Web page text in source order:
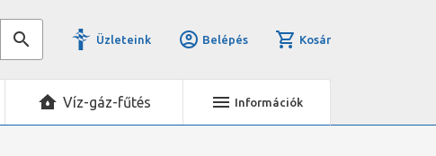
Üzleteink Belépés Kosár
Víz-gáz-fűtés Információk